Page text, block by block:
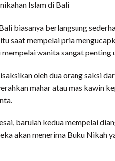
biasanya berlangsung
saat mempelai pria
wanita sangat penting
oleh dua orang saksi
mahar atau mas kawin
barulah kedua mempelai
akan menerima Buku Nikah